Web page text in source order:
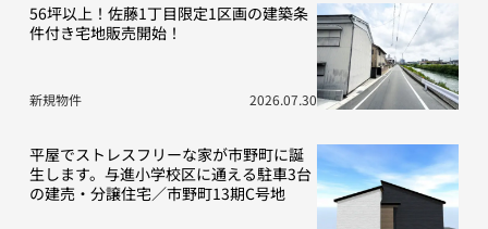
56坪以上！佐藤1丁目限定1区画の建築条
件付き宅地販売開始！
新規物件 2026.07.30
平屋でストレスフリーな家が市野町に誕
生します。与進小学校区に通える駐車3台
の建売・分譲住宅／市野町13期C号地